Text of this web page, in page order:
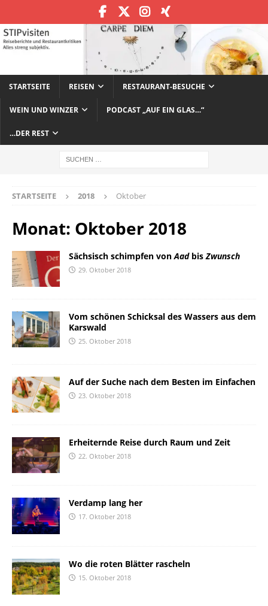
STARTSEITE REISEN RESTAURANT-BESUCHE
WEIN UND WINZER PODCAST „AUF EIN GLAS…“
…DER REST
STARTSEITE 2018 Oktober
Monat: Oktober 2018
Sächsisch schimpfen vonAadbisZwunsch
29. Oktober 2018
Vom schönen Schicksal des Wassers aus dem
Karswald
25. Oktober 2018
Auf der Suche nach dem Besten im Einfachen
23. Oktober 2018
Erheiternde Reise durch Raum und Zeit
22. Oktober 2018
Verdamp lang her
17. Oktober 2018
Wo die roten Blätter rascheln
15. Oktober 2018